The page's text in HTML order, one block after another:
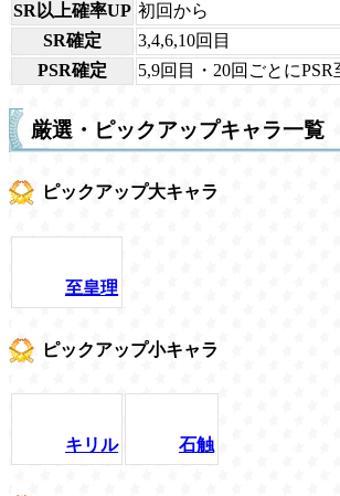
SR以上確率UP 初回から
SR確定
3,4,6,10回目
PSR確定
5,9回目・20回ごとに
厳選・ピックアップキャラ一覧
ピックアップ大キャラ
至皇理
ピックアップ小キャラ
キリル 石触